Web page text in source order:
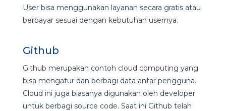
User bisa menggunakan layanan secara gratis atau
berbayar sesuai dengan kebutuhan usernya.
Github
Github merupakan contoh cloud computing yang
bisa mengatur dan berbagi data antar pengguna.
Cloud ini juga biasanya digunakan oleh developer
untuk berbagi source code. Saat ini Github telah